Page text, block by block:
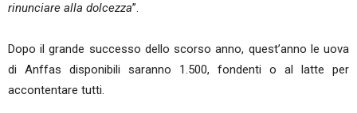
rinunciare alla dolcezza”.
Dopo il grande successo dello scorso anno, quest’anno le uova
di Anffas disponibili saranno 1.500, fondenti o al latte per
accontentare tutti.